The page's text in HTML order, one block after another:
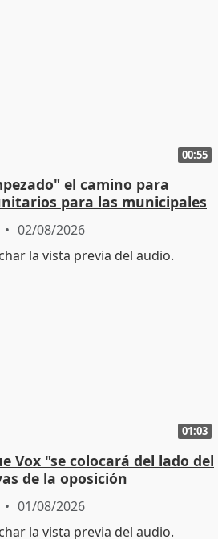
00:55
el camino para
para las municipales
02/08/2026
01:03
Vox "se colocará del lado del
de la oposición
01/08/2026